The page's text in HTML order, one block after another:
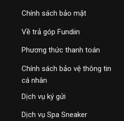
Chính sách bảo mật
Về trả góp Fundiin
Phương thức thanh toán
Chính sách bảo vệ thông tin
cá nhân
Dịch vụ ký gửi
Dịch vụ Spa Sneaker